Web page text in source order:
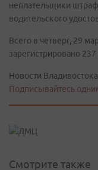
неплательщики
водительского
Всего в четверг, 29
зарегистрировано
Новости
Подписывайтесь
Смотрите также